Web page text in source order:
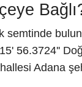
56.3724''
Adana